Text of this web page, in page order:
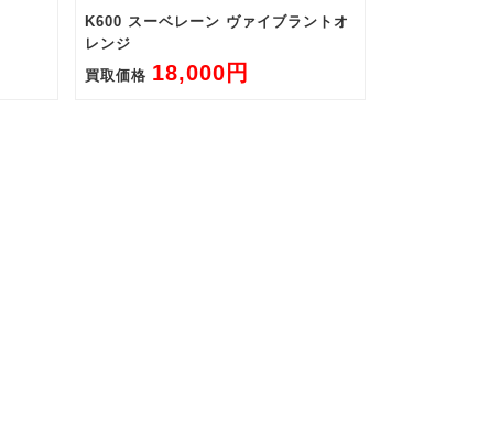
K600 スーベレーン ヴァイブラントオ
レンジ
買取価格 18,000円